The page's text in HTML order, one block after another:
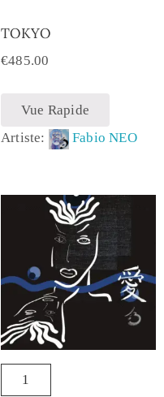
TOKYO
€485.00
Vue Rapide
Artiste:
Fabio NEO